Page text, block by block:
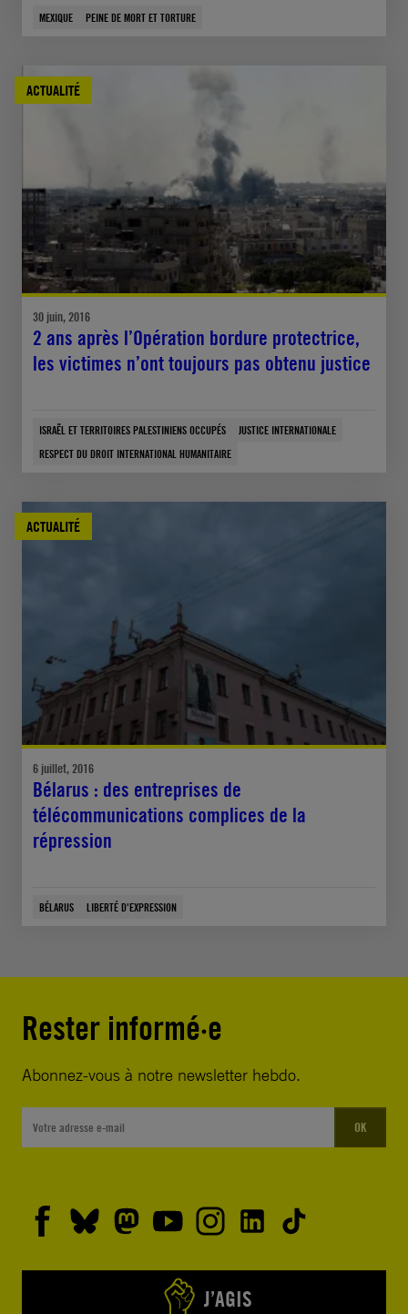
MEXIQUE PEINE DE MORT ET TORTURE
ACTUALITÉ
30 juin, 2016
2 ans après l’Opération bordure protectrice,
les victimes n’ont toujours pas obtenu justice
ISRAËL ET TERRITOIRES PALESTINIENS OCCUPÉS
JUSTICE INTERNATIONALE
RESPECT DU DROIT INTERNATIONAL HUMANITAIRE
ACTUALITÉ
6 juillet, 2016
Bélarus : des entreprises de
télécommunications complices de la
répression
BÉLARUS LIBERTÉ D'EXPRESSION
Rester informé·e
Abonnez-vous à notre newsletter hebdo.
OK
J’AGIS